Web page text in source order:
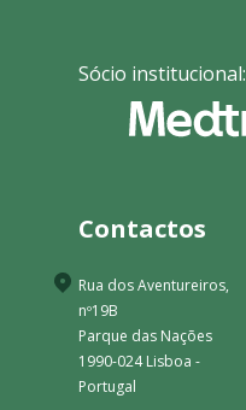
Sócio institucional:
Contactos
Rua dos Aventureiros,
nº19B
Parque das Nações
1990-024 Lisboa -
Portugal